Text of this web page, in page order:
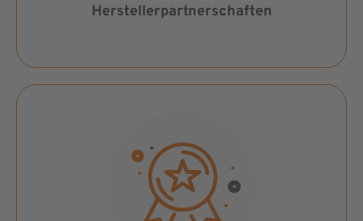
Herstellerpartnerschaften